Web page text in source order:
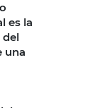
es la
del
una